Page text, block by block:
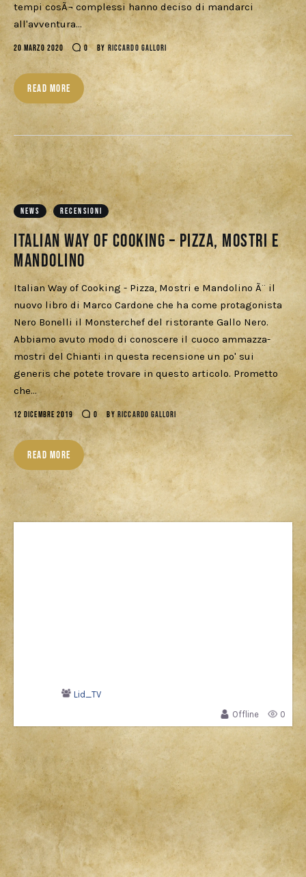
tempi cosÃ¬ complessi hanno deciso di mandarci
all'avventura…
20 MARZO 2020 0 BY RICCARDO GALLORI
READ MORE
NEWS RECENSIONI
Italian Way of Cooking – Pizza, Mostri e
Mandolino
Italian Way of Cooking - Pizza, Mostri e Mandolino Ã¨ il
nuovo libro di Marco Cardone che ha come protagonista
Nero Bonelli il Monsterchef del ristorante Gallo Nero.
Abbiamo avuto modo di conoscere il cuoco ammazza-
mostri del Chianti in questa recensione un po' sui
generis che potete trovare in questo articolo. Prometto
che…
12 DICEMBRE 2019 0 BY RICCARDO GALLORI
READ MORE
Lid_TV
Offline
0